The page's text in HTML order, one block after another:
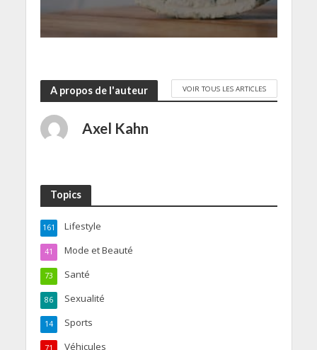
A propos de l'auteur VOIR TOUS LES ARTICLES
Axel Kahn
Topics
Lifestyle
161
Mode et Beauté
41
Santé
73
Sexualité
86
Sports
14
Véhicules